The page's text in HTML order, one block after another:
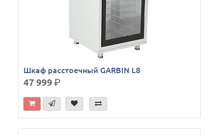
Шкаф расстоечный GARBIN L8
47 999р.